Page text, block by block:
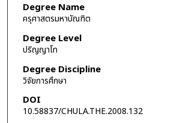
Degree Name
ครุศาสตรมหาบัณฑิต
Degree Level
ปริญญาโท
Degree Discipline
วิจัยการศึกษา
DOI
10.58837/CHULA.THE.2008.132